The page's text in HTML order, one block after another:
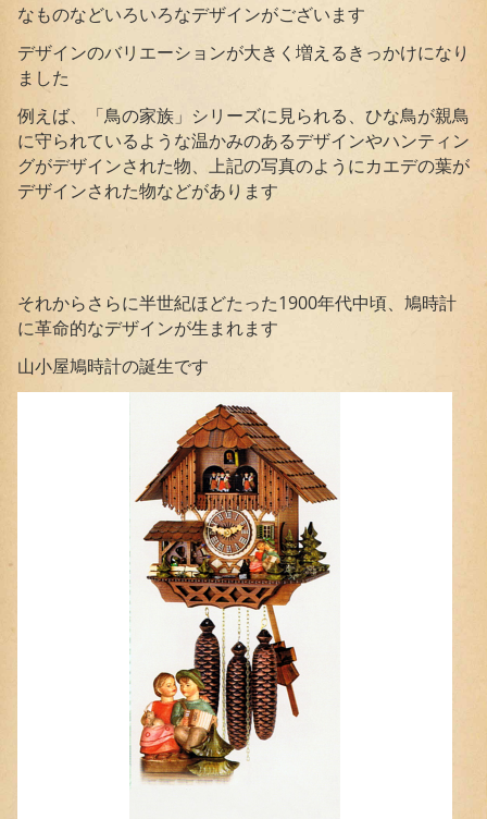
なものなどいろいろなデザインがございます
デザインのバリエーションが大きく増えるきっかけになり
ました
例えば、「鳥の家族」シリーズに見られる、ひな鳥が親鳥
に守られているような温かみのあるデザインやハンティン
グがデザインされた物、上記の写真のようにカエデの葉が
デザインされた物などがあります
それからさらに半世紀ほどたった1900年代中頃、鳩時計
に革命的なデザインが生まれます
山小屋鳩時計の誕生です